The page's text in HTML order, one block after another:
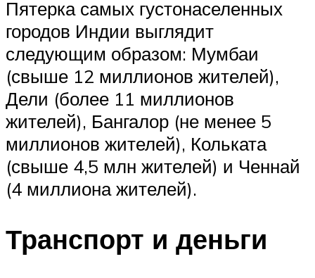
Пятерка самых густонаселенных
городов Индии выглядит
следующим образом: Мумбаи
(свыше 12 миллионов жителей),
Дели (более 11 миллионов
жителей), Бангалор (не менее 5
миллионов жителей), Кольката
(свыше 4,5 млн жителей) и Ченнай
(4 миллиона жителей).
Транспорт и деньги